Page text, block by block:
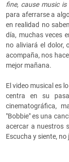
fine, cause music is
para aferrarse a
en realidad no
día, muchas veces
no aliviará el dolor,
acompaña, nos
mejor mañana.
El video musical es
centra en su
cinematográfica,
"Bobbie" es una
acercar a nuestros
Escucha y siente,